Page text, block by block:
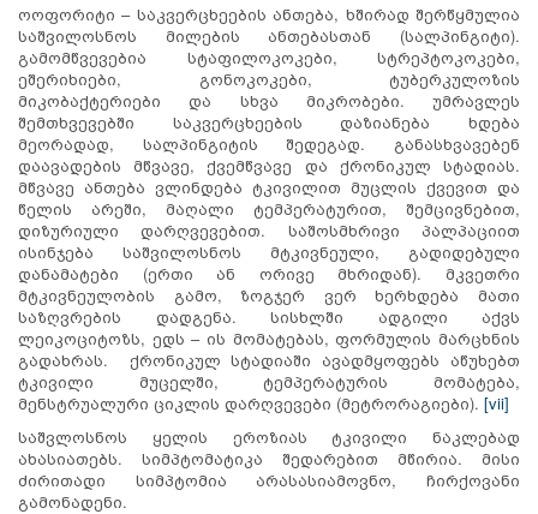
ოოფორიტი – საკვერცხეების ანთება, ხშირად შერწყმულია
საშვილოსნოს მილების ანთებასთან (სალპინგიტი).
გამომწვევებია სტაფილოკოკები, სტრეპტოკოკები,
ეშერიხიები, გონოკოკები, ტუბერკულოზის
მიკობაქტერიები და სხვა მიკრობები. უმრავლეს
შემთხვევებში საკვერცხეების დაზიანება ხდება
მეორადად, სალპინგიტის შედეგად. განასხვავებენ
დაავადების მწვავე, ქვემწვავე და ქრონიკულ სტადიას.
მწვავე ანთება ვლინდება ტკივილით მუცლის ქვევით და
წელის არეში, მაღალი ტემპერატურით, შემცივნებით,
დიზურიული დარღვევებით. საშოსმხრივი პალპაციით
ისინჯება საშვილოსნოს მტკივნეული, გადიდებული
დანამატები (ერთი ან ორივე მხრიდან). მკვეთრი
მტკივნეულობის გამო, ზოგჯერ ვერ ხერხდება მათი
საზღვრების დადგენა. სისხლში ადგილი აქვს
ლეიკოციტოზს, ედს – ის მომატებას, ფორმულის მარცხნის
გადახრას. ქრონიკულ სტადიაში ავადმყოფებს აწუხებთ
ტკივილი მუცელში, ტემპერატურის მომატება,
მენსტრუალური ციკლის დარღვევები (მეტრორაგიები). [vii]
საშვლოსნოს ყელის ეროზიას ტკივილი ნაკლებად
ახასიათებს. სიმპტომატიკა შედარებით მწირია. მისი
ძირითადი სიმპტომია არასასიამოვნო, ჩირქოვანი
გამონადენი.